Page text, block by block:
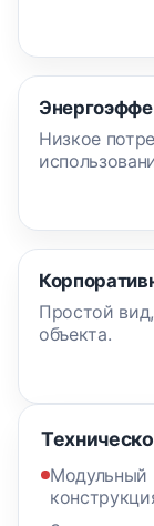
Низкое
Простой
объекта.
Модульный